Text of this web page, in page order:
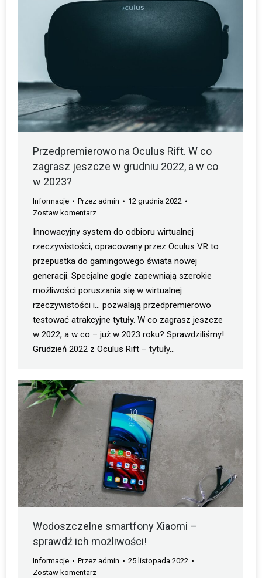
Przedpremierowo na Oculus Rift. W co
zagrasz jeszcze w grudniu 2022, a w co
w 2023?
Informacje Przez admin
12 grudnia 2022
Zostaw komentarz
Innowacyjny system do odbioru wirtualnej
rzeczywistości, opracowany przez Oculus VR to
przepustka do gamingowego świata nowej
generacji. Specjalne gogle zapewniają szerokie
możliwości poruszania się w wirtualnej
rzeczywistości i… pozwalają przedpremierowo
testować atrakcyjne tytuły. W co zagrasz jeszcze
w 2022, a w co – już w 2023 roku? Sprawdziliśmy!
Grudzień 2022 z Oculus Rift – tytuły…
Wodoszczelne smartfony Xiaomi –
sprawdź ich możliwości!
Informacje Przez admin
25 listopada 2022
Zostaw komentarz